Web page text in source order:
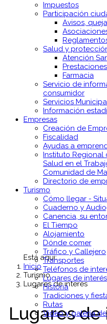
Impuestos
Participación
Avisos,
Salud y
Atención
Farmacia
Servicio de
consumidor
Servicios
Información
Empresas
Creación de
Fiscalidad
Ayudas a
Instituto Regional
Salud en el
Comunidad de
Directorio de
Turismo
Cómo llegar -
Cuaderno y
Canencia, su
El Tiempo
Alojamiento
Dónde comer
Tráfico y Callejero
Transportes
Teléfonos de
Lugares de interés
Historia
Tradiciones y
Rutas
Vídeo y galería
Está aquí:
Inicio
Turismo
Lugares de interés
Lugares